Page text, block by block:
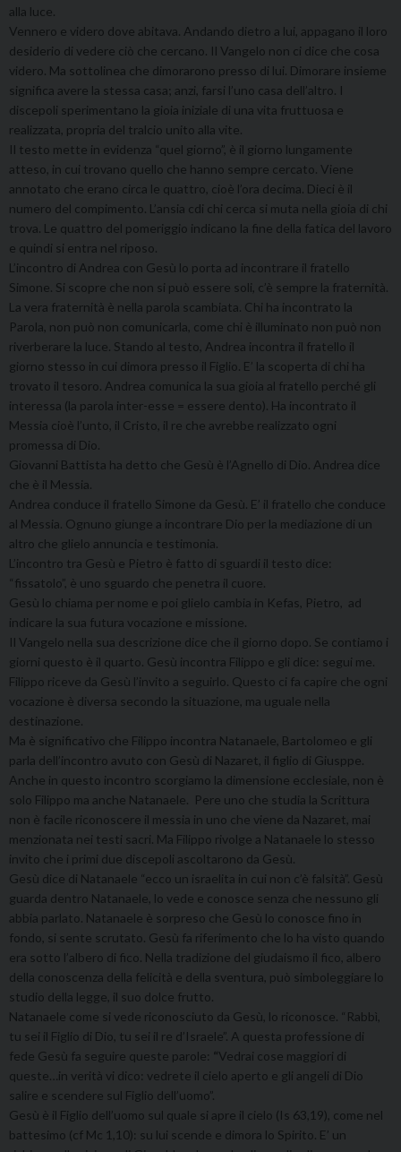
alla luce.
Vennero e videro dove abitava. Andando dietro a lui, appagano il loro
desiderio di vedere ciò che cercano. Il Vangelo non ci dice che cosa
videro. Ma sottolinea che dimorarono presso di lui. Dimorare insieme
significa avere la stessa casa; anzi, farsi l’uno casa dell’altro. I
discepoli sperimentano la gioia iniziale di una vita fruttuosa e
realizzata, propria del tralcio unito alla vite.
Il testo mette in evidenza “quel giorno”, è il giorno lungamente
atteso, in cui trovano quello che hanno sempre cercato. Viene
annotato che erano circa le quattro, cioè l’ora decima. Dieci è il
numero del compimento. L’ansia cdi chi cerca si muta nella gioia di chi
trova. Le quattro del pomeriggio indicano la fine della fatica del lavoro
e quindi si entra nel riposo.
L’incontro di Andrea con Gesù lo porta ad incontrare il fratello
Simone. Si scopre che non si può essere soli, c’è sempre la fraternità.
La vera fraternità è nella parola scambiata. Chi ha incontrato la
Parola, non può non comunicarla, come chi è illuminato non può non
riverberare la luce. Stando al testo, Andrea incontra il fratello il
giorno stesso in cui dimora presso il Figlio. E’ la scoperta di chi ha
trovato il tesoro. Andrea comunica la sua gioia al fratello perché gli
interessa (la parola inter-esse = essere dento). Ha incontrato il
Messia cioè l’unto, il Cristo, il re che avrebbe realizzato ogni
promessa di Dio.
Giovanni Battista ha detto che Gesù è l’Agnello di Dio. Andrea dice
che è il Messia.
Andrea conduce il fratello Simone da Gesù. E’ il fratello che conduce
al Messia. Ognuno giunge a incontrare Dio per la mediazione di un
altro che glielo annuncia e testimonia.
L’incontro tra Gesù e Pietro è fatto di sguardi il testo dice:
“fissatolo”, è uno sguardo che penetra il cuore.
Gesù lo chiama per nome e poi glielo cambia in Kefas, Pietro, ad
indicare la sua futura vocazione e missione.
Il Vangelo nella sua descrizione dice che il giorno dopo. Se contiamo i
giorni questo è il quarto. Gesù incontra Filippo e gli dice: segui me.
Filippo riceve da Gesù l’invito a seguirlo. Questo ci fa capire che ogni
vocazione è diversa secondo la situazione, ma uguale nella
destinazione.
Ma è significativo che Filippo incontra Natanaele, Bartolomeo e gli
parla dell’incontro avuto con Gesù di Nazaret, il figlio di Giusppe.
Anche in questo incontro scorgiamo la dimensione ecclesiale, non è
solo Filippo ma anche Natanaele. Pere uno che studia la Scrittura
non è facile riconoscere il messia in uno che viene da Nazaret, mai
menzionata nei testi sacri. Ma Filippo rivolge a Natanaele lo stesso
invito che i primi due discepoli ascoltarono da Gesù.
Gesù dice di Natanaele “ecco un israelita in cui non c’è falsità”. Gesù
guarda dentro Natanaele, lo vede e conosce senza che nessuno gli
abbia parlato. Natanaele è sorpreso che Gesù lo conosce fino in
fondo, si sente scrutato. Gesù fa riferimento che lo ha visto quando
era sotto l’albero di fico. Nella tradizione del giudaismo il fico, albero
della conoscenza della felicità e della sventura, può simboleggiare lo
studio della legge, il suo dolce frutto.
Natanaele come si vede riconosciuto da Gesù, lo riconosce. “Rabbì,
tu sei il Figlio di Dio, tu sei il re d’Israele”. A questa professione di
fede Gesù fa seguire queste parole: “Vedrai cose maggiori di
queste…in verità vi dico: vedrete il cielo aperto e gli angeli di Dio
salire e scendere sul Figlio dell’uomo”.
Gesù è il Figlio dell’uomo sul quale si apre il cielo (Is 63,19), come nel
battesimo (cf Mc 1,10): su lui scende e dimora lo Spirito. E’ un